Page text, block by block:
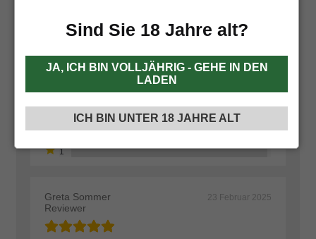
Basierend auf 55 Bewertungen
Greta Sommer
Reviewer
23 Februar 2025
Sind Sie 18 Jahre alt?
JA, ICH BIN VOLLJÄHRIG - GEHE IN DEN
LADEN
ICH BIN UNTER 18 JAHRE ALT